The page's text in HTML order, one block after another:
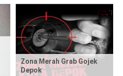
Zona Merah Grab Gojek
Depok